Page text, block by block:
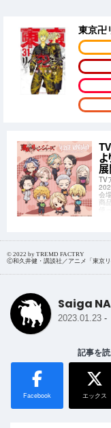
東京卍
展
TV
会
商
© 2022 by TREMD FACTRY
Ⓒ和久井健・講談社／アニメ「東京
Saiga
2023.01.23 -
記事を
Facebook エックス